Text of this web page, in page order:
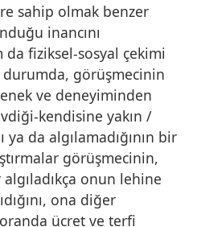
sahip olmak benzer
inancını
fiziksel-sosyal çekimi
durumda, görüşmecinin
ve deneyiminden
kendisine yakın /
ya da algılamadığının bir
görüşmecinin,
onun lehine
ona diğer
ücret ve terfi